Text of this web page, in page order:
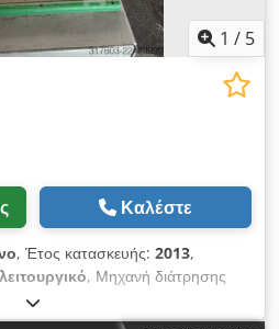
1 / 5
Καλέστε
, Έτος κατασκευής: 2013,
, Μηχανή διάτρησης
κατάλληλη για χρήση σε αστικό
Isa